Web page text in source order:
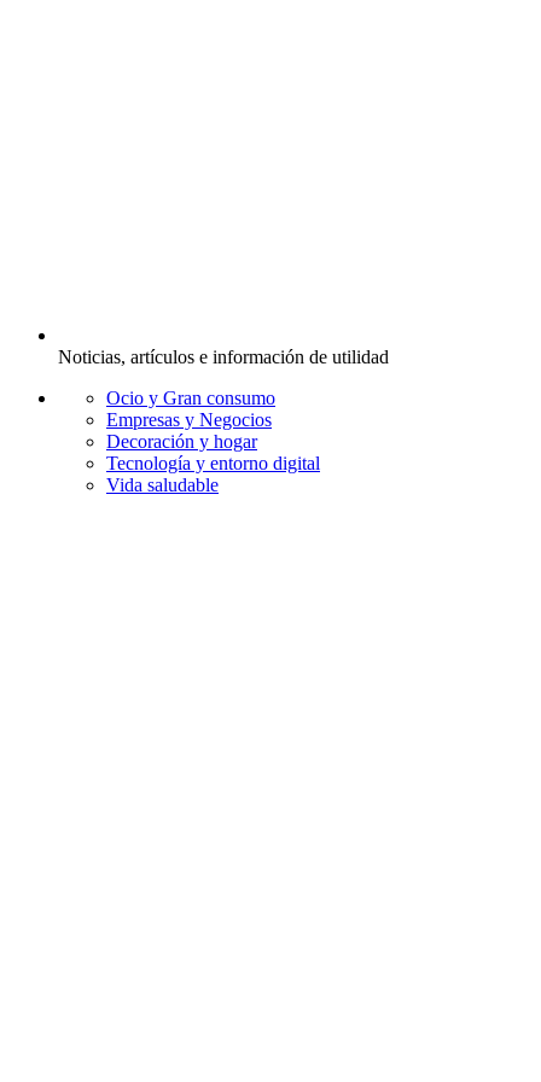
Noticias, artículos e información de utilidad
Ocio y Gran consumo
Empresas y Negocios
Decoración y hogar
Tecnología y entorno digital
Vida saludable